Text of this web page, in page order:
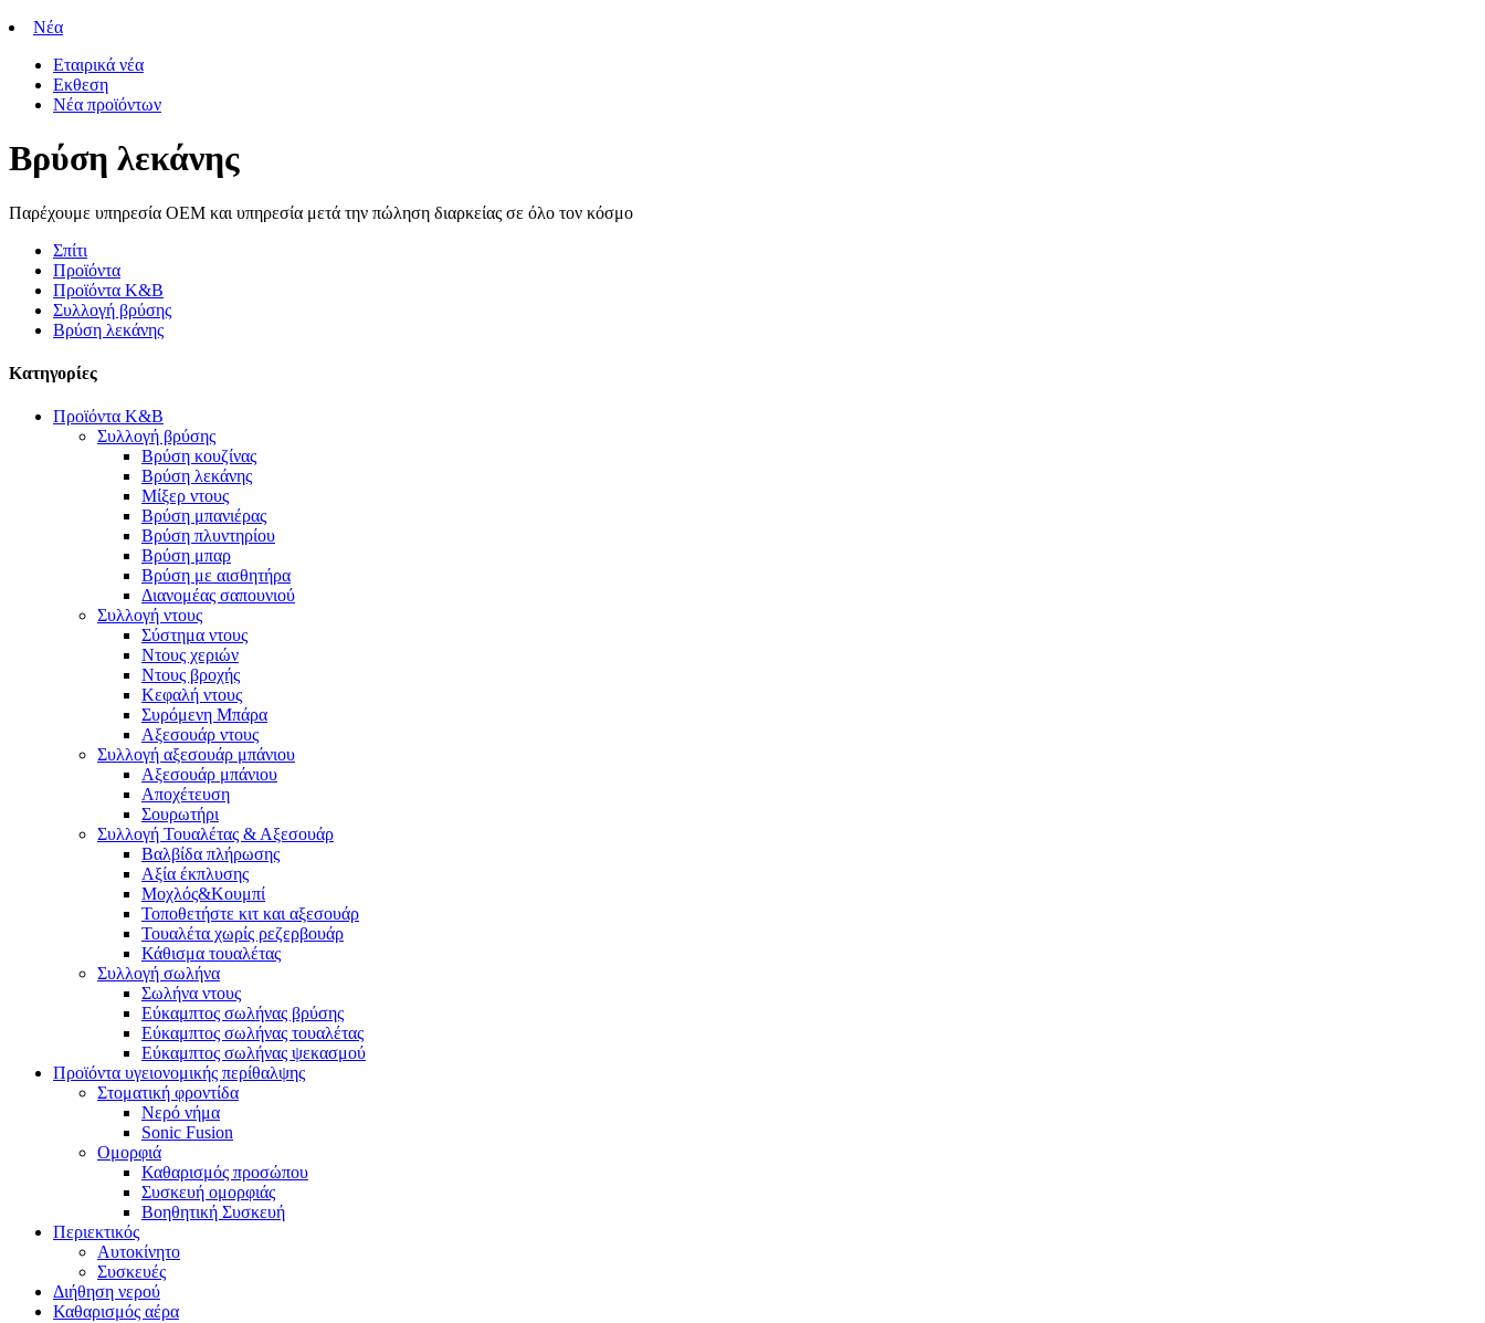
Νέα
Εταιρικά νέα
Εκθεση
Νέα προϊόντων
Βρύση λεκάνης
Παρέχουμε υπηρεσία OEM και υπηρεσία μετά την πώληση διαρκείας σε όλο τον κόσμο
Σπίτι
Προϊόντα
Προϊόντα K&B
Συλλογή βρύσης
Βρύση λεκάνης
Κατηγορίες
Προϊόντα K&B
Συλλογή βρύσης
Βρύση κουζίνας
Βρύση λεκάνης
Μίξερ ντους
Βρύση μπανιέρας
Βρύση πλυντηρίου
Βρύση μπαρ
Βρύση με αισθητήρα
Διανομέας σαπουνιού
Συλλογή ντους
Σύστημα ντους
Ντους χεριών
Ντους βροχής
Κεφαλή ντους
Συρόμενη Μπάρα
Αξεσουάρ ντους
Συλλογή αξεσουάρ μπάνιου
Αξεσουάρ μπάνιου
Αποχέτευση
Σουρωτήρι
Συλλογή Τουαλέτας & Αξεσουάρ
Βαλβίδα πλήρωσης
Αξία έκπλυσης
Μοχλός&Κουμπί
Τοποθετήστε κιτ και αξεσουάρ
Τουαλέτα χωρίς ρεζερβουάρ
Κάθισμα τουαλέτας
Συλλογή σωλήνα
Σωλήνα ντους
Εύκαμπτος σωλήνας βρύσης
Εύκαμπτος σωλήνας τουαλέτας
Εύκαμπτος σωλήνας ψεκασμού
Προϊόντα υγειονομικής περίθαλψης
Στοματική φροντίδα
Νερό νήμα
Sonic Fusion
Ομορφιά
Καθαρισμός προσώπου
Συσκευή ομορφιάς
Βοηθητική Συσκευή
Περιεκτικός
Αυτοκίνητο
Συσκευές
Διήθηση νερού
Καθαρισμός αέρα